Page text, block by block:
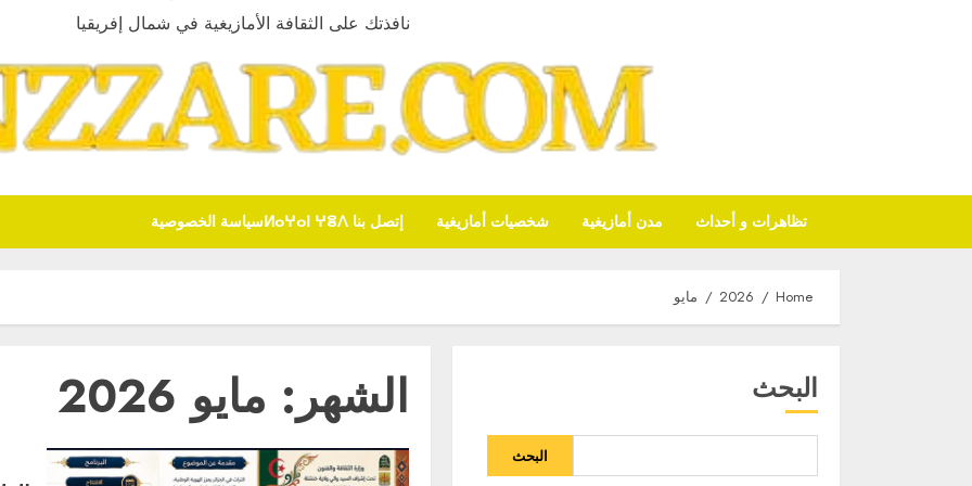
نافذتك على الثقافة الأمازيغية في شمال إفريقيا
تظاهرات و أحداث مدن أمازيغية شخصيات أمازيغية إتصل بنا ⵍⴰⵖⴰⵏ ⵖⴻⴷ سياسة الخصوصية
Home
2026 مايو
الشهر: مايو 2026 البحث
البحث